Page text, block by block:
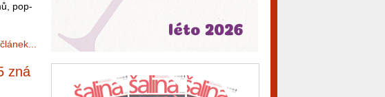
pop-
zná